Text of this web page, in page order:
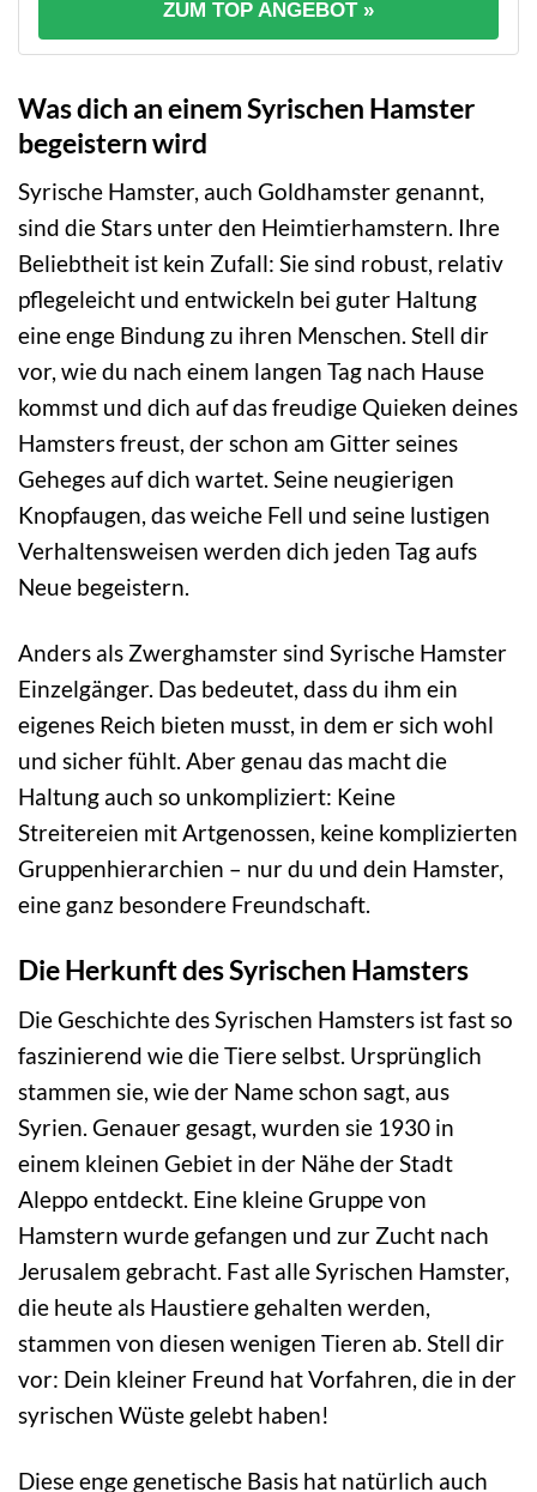
ZUM TOP ANGEBOT »
Was dich an einem Syrischen Hamster
begeistern wird
Syrische Hamster, auch Goldhamster genannt,
sind die Stars unter den Heimtierhamstern. Ihre
Beliebtheit ist kein Zufall: Sie sind robust, relativ
pflegeleicht und entwickeln bei guter Haltung
eine enge Bindung zu ihren Menschen. Stell dir
vor, wie du nach einem langen Tag nach Hause
kommst und dich auf das freudige Quieken deines
Hamsters freust, der schon am Gitter seines
Geheges auf dich wartet. Seine neugierigen
Knopfaugen, das weiche Fell und seine lustigen
Verhaltensweisen werden dich jeden Tag aufs
Neue begeistern.
Anders als Zwerghamster sind Syrische Hamster
Einzelgänger. Das bedeutet, dass du ihm ein
eigenes Reich bieten musst, in dem er sich wohl
und sicher fühlt. Aber genau das macht die
Haltung auch so unkompliziert: Keine
Streitereien mit Artgenossen, keine komplizierten
Gruppenhierarchien – nur du und dein Hamster,
eine ganz besondere Freundschaft.
Die Herkunft des Syrischen Hamsters
Die Geschichte des Syrischen Hamsters ist fast so
faszinierend wie die Tiere selbst. Ursprünglich
stammen sie, wie der Name schon sagt, aus
Syrien. Genauer gesagt, wurden sie 1930 in
einem kleinen Gebiet in der Nähe der Stadt
Aleppo entdeckt. Eine kleine Gruppe von
Hamstern wurde gefangen und zur Zucht nach
Jerusalem gebracht. Fast alle Syrischen Hamster,
die heute als Haustiere gehalten werden,
stammen von diesen wenigen Tieren ab. Stell dir
vor: Dein kleiner Freund hat Vorfahren, die in der
syrischen Wüste gelebt haben!
Diese enge genetische Basis hat natürlich auch